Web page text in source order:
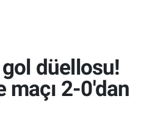
gol düellosu!
maçı 2-0'dan
Evreni ve Fikstür